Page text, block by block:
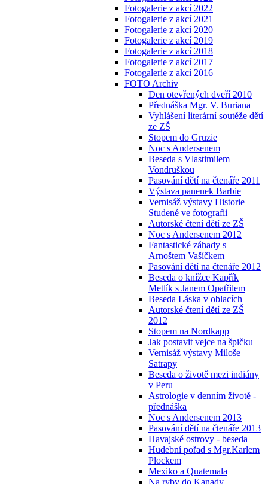
Fotogalerie z akcí 2022
Fotogalerie z akcí 2021
Fotogalerie z akcí 2020
Fotogalerie z akcí 2019
Fotogalerie z akcí 2018
Fotogalerie z akcí 2017
Fotogalerie z akcí 2016
FOTO Archiv
Den otevřených dveří 2010
Přednáška Mgr. V. Buriana
Vyhlášení literární soutěže dětí
ze ZŠ
Stopem do Gruzie
Noc s Andersenem
Beseda s Vlastimilem
Vondruškou
Pasování dětí na čtenáře 2011
Výstava panenek Barbie
Vernisáž výstavy Historie
Studené ve fotografii
Autorské čtení dětí ze ZŠ
Noc s Andersenem 2012
Fantastické záhady s
Arnoštem Vašíčkem
Pasování dětí na čtenáře 2012
Beseda o knížce Kapřík
Metlík s Janem Opatřilem
Beseda Láska v oblacích
Autorské čtení dětí ze ZŠ
2012
Stopem na Nordkapp
Jak postavit vejce na špičku
Vernisáž výstavy Miloše
Satrapy
Beseda o životě mezi indiány
v Peru
Astrologie v denním životě -
přednáška
Noc s Andersenem 2013
Pasování dětí na čtenáře 2013
Havajské ostrovy - beseda
Hudební pořad s Mgr.Karlem
Plockem
Mexiko a Quatemala
Na ryby do Kanady